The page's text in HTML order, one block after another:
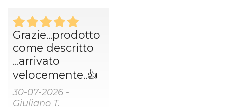
Grazie...prodotto
come descritto
...arrivato
velocemente..👍
30-07-2026 -
Giuliano T.